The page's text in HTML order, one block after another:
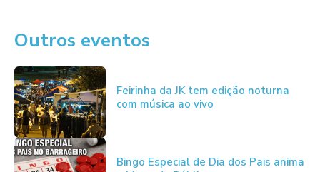
Outros eventos
Feirinha da JK tem edição noturna
com música ao vivo
Bingo Especial de Dia dos Pais anima